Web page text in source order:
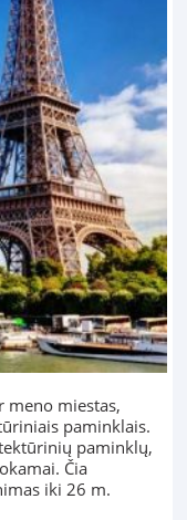
meno miestas,
paminklais.
paminklų,
Čia
iki 26 m.